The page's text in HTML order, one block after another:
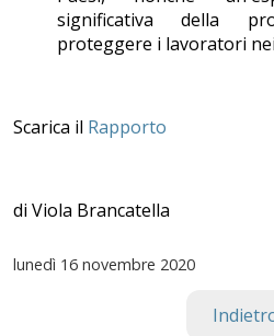
significativa della
proteggere i lavoratori
Scarica il Rapporto
di Viola Brancatella
lunedì 16 novembre 2020